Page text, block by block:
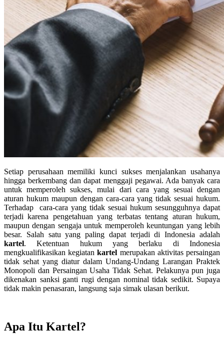
Setiap perusahaan memiliki kunci sukses menjalankan usahanya
hingga berkembang dan dapat menggaji pegawai. Ada banyak cara
untuk memperoleh sukses, mulai dari cara yang sesuai dengan
aturan hukum maupun dengan cara-cara yang tidak sesuai hukum.
Terhadap cara-cara yang tidak sesuai hukum sesungguhnya dapat
terjadi karena pengetahuan yang terbatas tentang aturan hukum,
maupun dengan sengaja untuk memperoleh keuntungan yang lebih
besar. Salah satu yang paling dapat terjadi di Indonesia adalah
kartel. Ketentuan hukum yang berlaku di Indonesia
mengkualifikasikan kegiatankartel merupakan aktivitas persaingan
tidak sehat yang diatur dalam Undang-Undang Larangan Praktek
Monopoli dan Persaingan Usaha Tidak Sehat. Pelakunya pun juga
dikenakan sanksi ganti rugi dengan nominal tidak sedikit. Supaya
tidak makin penasaran, langsung saja simak ulasan berikut.
Apa Itu Kartel?